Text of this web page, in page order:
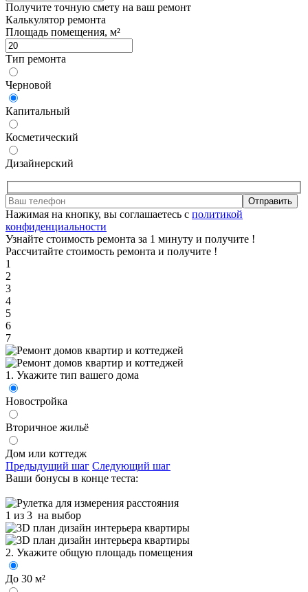
Получите точную смету на ваш ремонт
Калькулятор ремонта
Площадь помещения, м²
Тип ремонта
Черновой
Капитальный
Косметический
Дизайнерский
Отправить
Нажимая на кнопку, вы соглашаетесь с политикой
конфиденциальности
Узнайте стоимость ремонта за 1 минуту и получите !
Рассчитайте стоимость ремонта и получите !
1
2
3
4
5
6
7
1. Укажите тип вашего дома
Новостройка
Вторичное жильё
Дом или коттедж
Предыдущий шаг Следующий шаг
Ваши бонусы в конце теста:
1 из 3 на выбор
2. Укажите общую площадь помещения
До 30 м²